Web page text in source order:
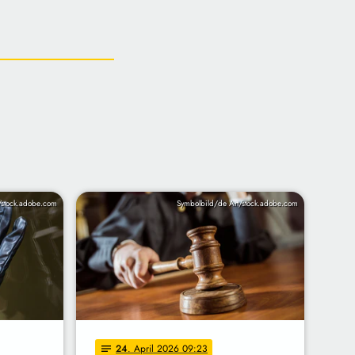
Symbolbild/de Art/stock.adobe.com
notes 24. April 2026 09:23